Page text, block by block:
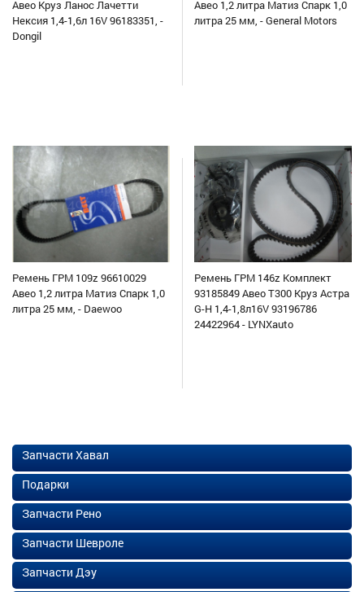
Авео Круз Ланос Лачетти
Нексия 1,4-1,6л 16V 96183351, -
Dongil
Авео 1,2 литра Матиз Спарк 1,0
литра 25 мм, - General Motors
Ремень ГРМ 109z 96610029
Авео 1,2 литра Матиз Спарк 1,0
литра 25 мм, - Daewoo
Ремень ГРМ 146z Комплект
93185849 Авео Т300 Круз Астра
G-H 1,4-1,8л16V 93196786
24422964 - LYNXauto
Запчасти Хавал
Подарки
Запчасти Рено
Запчасти Шевроле
Запчасти Дэу